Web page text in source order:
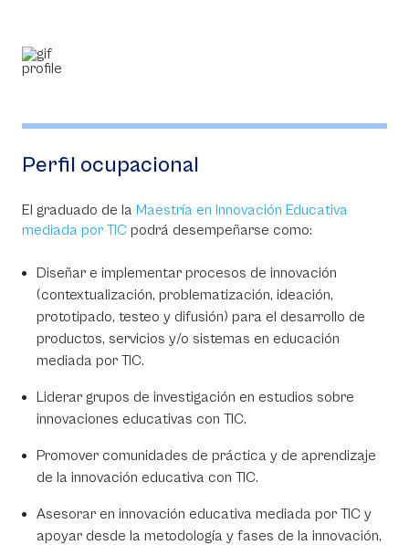
Perfil ocupacional
El graduado de la Maestría en Innovación Educativa
mediada por TIC podrá desempeñarse como:
Diseñar e implementar procesos de innovación
(contextualización, problematización, ideación,
prototipado, testeo y difusión) para el desarrollo de
productos, servicios y/o sistemas en educación
mediada por TIC.
Liderar grupos de investigación en estudios sobre
innovaciones educativas con TIC.
Promover comunidades de práctica y de aprendizaje
de la innovación educativa con TIC.
Asesorar en innovación educativa mediada por TIC y
apoyar desde la metodología y fases de la innovación,